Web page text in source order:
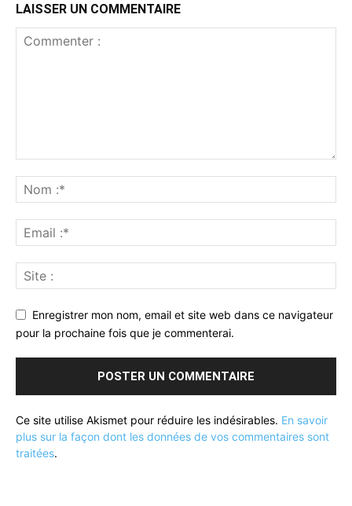
LAISSER UN COMMENTAIRE
Enregistrer mon nom, email et site web dans ce navigateur
pour la prochaine fois que je commenterai.
Ce site utilise Akismet pour réduire les indésirables. En savoir
plus sur la façon dont les données de vos commentaires sont
traitées.